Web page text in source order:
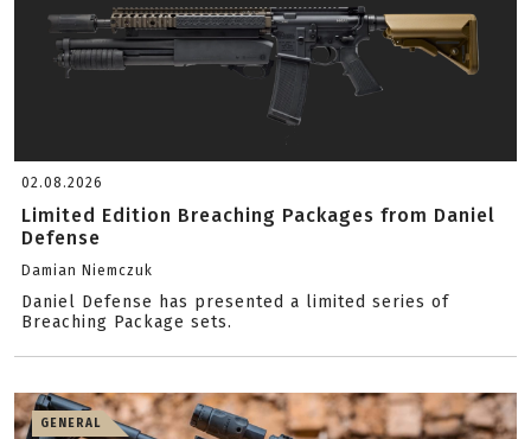
02.08.2026
Limited Edition Breaching Packages from Daniel
Defense
Damian Niemczuk
Daniel Defense has presented a limited series of
Breaching Package sets.
GENERAL